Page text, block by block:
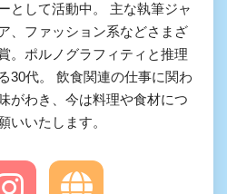
として活動中。 主な執筆ジャ
、ファッション系などさまざ
。ポルノグラフィティと推理
30代。 飲食関連の仕事に関わ
がわき、今は料理や食材につ
いいたします。